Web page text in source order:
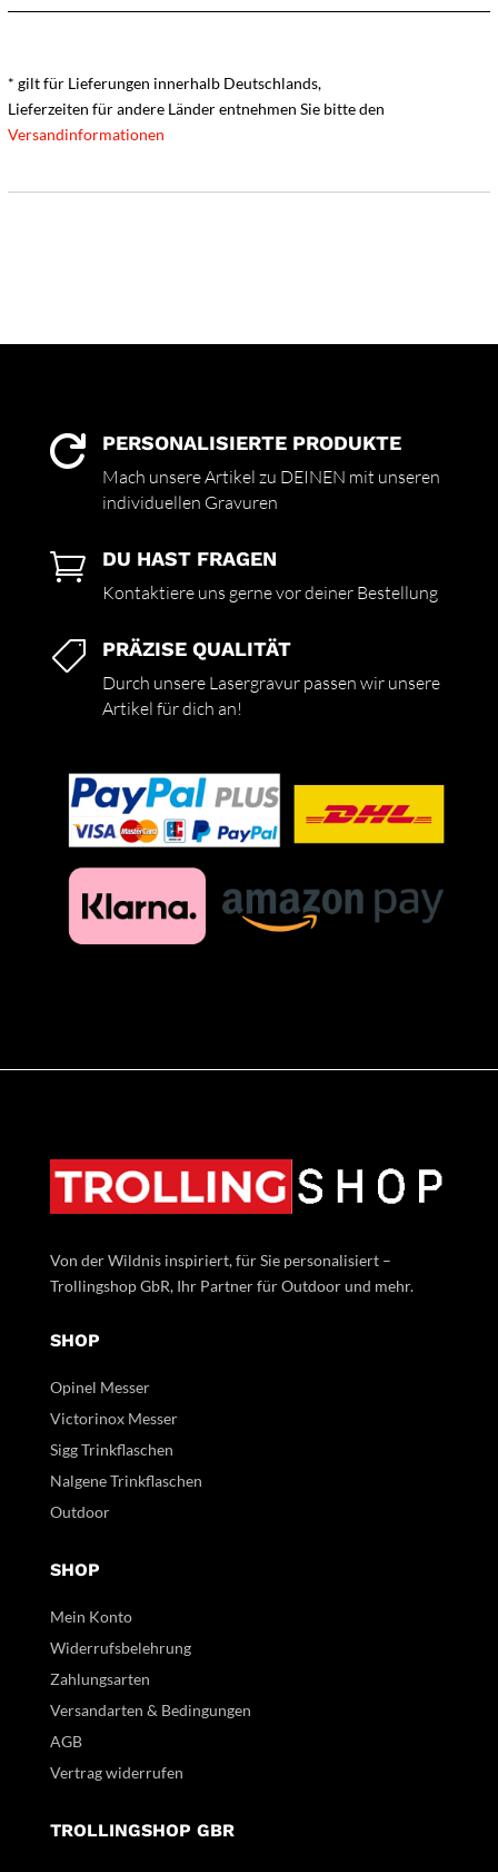
* gilt für Lieferungen innerhalb Deutschlands,
Lieferzeiten für andere Länder entnehmen Sie bitte den
Versandinformationen
 PERSONALISIERTE PRODUKTE
Mach unsere Artikel zu DEINEN mit unseren
individuellen Gravuren
 DU HAST FRAGEN
Kontaktiere uns gerne vor deiner Bestellung
 PRÄZISE QUALITÄT
Durch unsere Lasergravur passen wir unsere
Artikel für dich an!
Von der Wildnis inspiriert, für Sie personalisiert –
Trollingshop GbR, Ihr Partner für Outdoor und mehr.
SHOP
Opinel Messer
Victorinox Messer
Sigg Trinkflaschen
Nalgene Trinkflaschen
Outdoor
SHOP
Mein Konto
Widerrufsbelehrung
Zahlungsarten
Versandarten & Bedingungen
AGB
Vertrag widerrufen
TROLLINGSHOP GBR